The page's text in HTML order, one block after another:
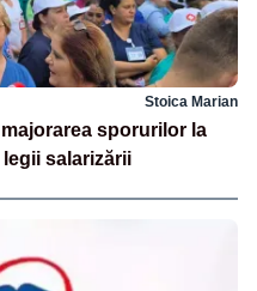
Stoica Marian
sporurilor la
salarizării